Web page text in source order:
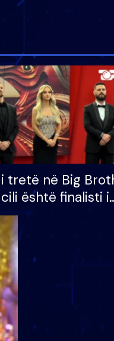
tretë në Big
është finalisti i
që lë shtëpinë